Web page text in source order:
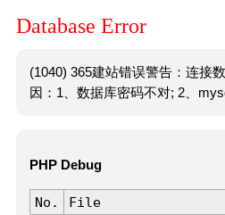
Database Error
(1040) 365建站错误警告：连接
因：1、数据库密码不对; 2、
PHP Debug
No. File